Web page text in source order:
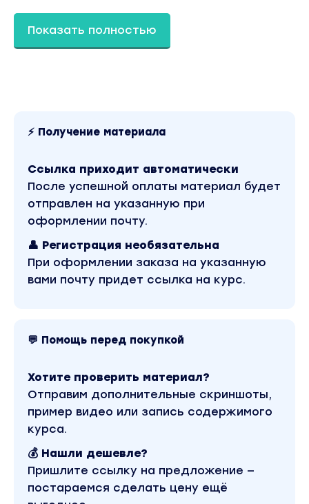
КОНТЕНТ
БУДЕТ ПОЛЕЗНО НА 100% , ЕСЛИ ВЫ СЕЙЧАС:
постоянно.
Не знаете, как цеплять, раскачивать и вовлекать
подписчиков, как переводить их в постоянных и
лояльных клиентов.
Понимаете, что что-то делаете не так, но что
именно, и как это исправить — до конца неясно
контент». Это версия материала в лучшем
относится к 2022 году. В магазине Coursx.net
доступен за 490 рублей. Обучающий курс входит в
рубрику «SEO и SMM». Другие материалы автора
Родочинская» можно найти через поиск по сайту.
Показать полностью
⚡ Получение материала
Ссылка приходит автоматически
После успешной оплаты материал будет
отправлен на указанную при
оформлении почту.
👤 Регистрация необязательна
При оформлении заказа на указанную
вами почту придет ссылка на курс.
💬 Помощь перед покупкой
Хотите проверить материал?
Отправим дополнительные скриншоты,
пример видео или запись содержимого
курса.
💰 Нашли дешевле?
Пришлите ссылку на предложение —
постараемся сделать цену ещё